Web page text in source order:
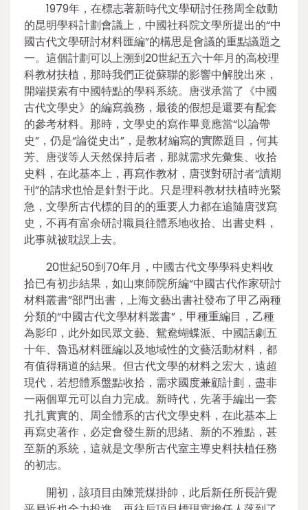
1979年，在標志著新時代文學研討任務周全啟動
的昆明學科計劃會議上，中國社科院文學所提出的“中
國古代文學研討材料匯編”的構思是會議的重點議題之
一。這個計劃可以上溯到20世紀五六十年月的高校理
科教材扶植，那時我們正從蘇聯的影響中解脫出來，
開端摸索有中國特點的學科系統。唐弢承當了《中國
古代文學史》的編寫義務，最後的假想是還要有配套
的參考材料。那時，文學史的寫作畢竟應當“以論帶
史”，仍是“論從史出”，是教材編寫的實際題目，何其
芳、唐弢等人天然保持后者，那就需求先彙集、收拾
史料，在此基本上，再寫作教材，唐弢對研討者“讀期
刊”的請求也恰是針對于此。只是理科教材扶植時光緊
急，文學所古代標的目的的重要人力都在追隨唐弢寫
史，不再有富余研討職員往體系地收拾、出書史料，
此事就被耽誤上去。
20世紀50到70年月，中國古代文學學科史料收
拾已有初步結果，如山東師院所編“中國古代作家研討
材料叢書”部門出書，上海文藝出書社發布了甲乙兩種
分類的“中國古代文學材料叢書”，甲種重編目，乙種
為影印，此外如民眾文藝、鴛鴦蝴蝶派、中國話劇五
十年、魯迅材料匯編以及地域性的文藝活動材料，都
有值得稱道的結果。但古代文學的材料之宏大，遠超
現代，若想體系盤點收拾，需求國度兼顧計劃，盡非
一兩個單元可以自力完成。新時代，先著手編出一套
扎扎實實的、周全體系的古代文學史料，在此基本上
再寫史著作，必定會發生新的思緒、新的不雅點，甚
至新的系統，這就是文學所古代室主導史料扶植任務
的初志。
開初，該項目由陳荒煤掛帥，此后新任所長許覺